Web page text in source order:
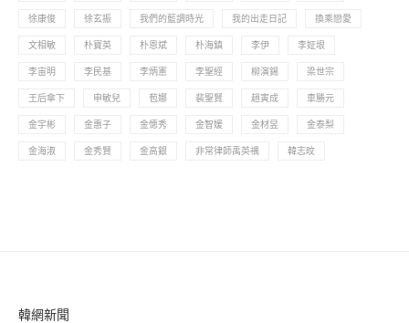
徐康俊 徐玄振 我們的藍調時光 我的出走日記 換乘戀愛
文相敏 朴寶英 朴恩斌 朴海鎮 李伊 李姃垠
李宙明 李民基 李炳憲 李聖經 柳演錫 梁世宗
王后傘下 申敏兒 苞娜 裴聖賢 趙寅成 車勝元
金宇彬 金惠子 金憓秀 金智媛 金材昱 金泰梨
金海淑 金秀賢 金高銀 非常律師禹英禑 韓志旼
韓網新聞